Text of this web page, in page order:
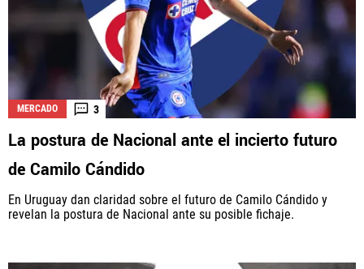
MERCADO 3
La postura de Nacional ante el incierto futuro
de Camilo Cándido
En Uruguay dan claridad sobre el futuro de Camilo Cándido y
revelan la postura de Nacional ante su posible fichaje.